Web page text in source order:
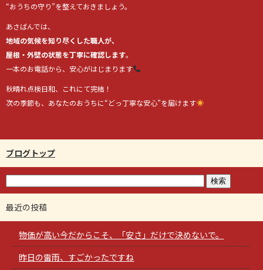
“おうちの守り”を整えておきましょう。
あさばんでは、
地域の気候を知り尽くした職人が、
屋根・外壁の状態を丁寧に確認します。
一本のお電話から、安心がはじまります
秋晴れ点検日和、これにて完結！
次の季節も、あなたのおうちに“どっ丁寧な安心”を届けます
ブログトップ
最近の投稿
物価が高い今だからこそ、「安さ」だけで決めないで。
昨日の雷雨、すごかったですね